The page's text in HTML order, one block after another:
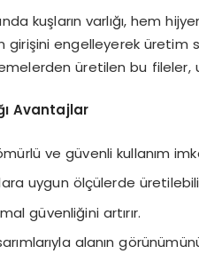
kuşların varlığı, hem
girişini engelleyerek
üretilen bu fileler,
Avantajlar
ve güvenli kullanım
uygun ölçülerde
güvenliğini artırır.
alanın